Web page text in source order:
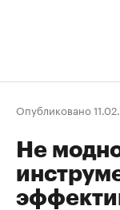
Опубликовано
Не